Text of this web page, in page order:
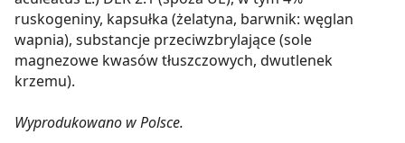
ruskogeniny, kapsułka (żelatyna, barwnik: węglan
wapnia), substancje przeciwzbrylające (sole
magnezowe kwasów tłuszczowych, dwutlenek
krzemu).
Wyprodukowano w Polsce.